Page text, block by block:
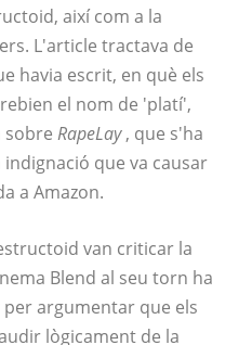
així com a la
L'article tractava de
havia escrit, en què els
el nom de 'platí',
sobre RapeLay, que s'ha
que va causar
a Amazon.
van criticar la
Blend al seu torn ha
argumentar que els
lògicament de la